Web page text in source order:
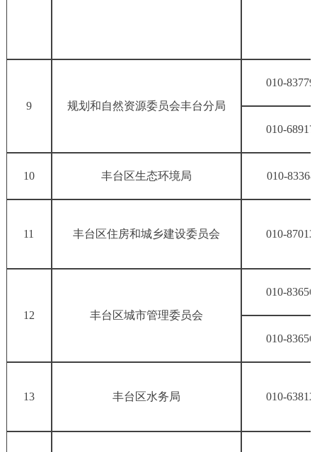
9 规划和自然资源委员会丰台分局
010-
010-
10 丰台区生态环境局 010-
11 丰台区住房和城乡建设委员会 010-
12 丰台区城市管理委员会
010-
010-
13 丰台区水务局 010-